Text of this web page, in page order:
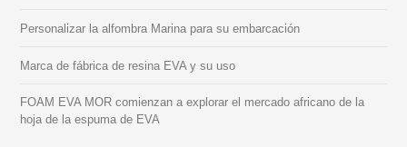
Personalizar la alfombra Marina para su embarcación
Marca de fábrica de resina EVA y su uso
FOAM EVA MOR comienzan a explorar el mercado africano de la
hoja de la espuma de EVA